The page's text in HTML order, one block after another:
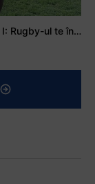
Mohamed Salhi, vicecampion național juniori I: Rugby-ul te învață să accepți și înfrângerile